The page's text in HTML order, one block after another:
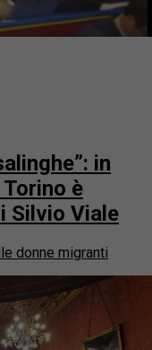
in
è
Silvio Viale
donne migranti